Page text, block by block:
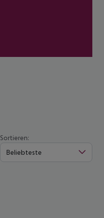
Sortieren:
Beliebteste